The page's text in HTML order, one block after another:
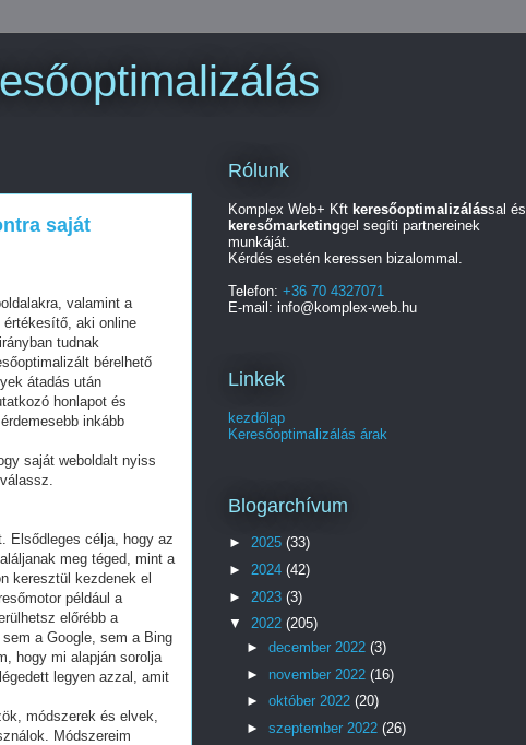
saját
valamint a
aki online
tudnak
bérelhető
átadás után
honlapot és
inkább
saját weboldalt nyiss
Elsődleges célja, hogy az
meg téged, mint a
keresztül kezdenek el
például a
előrébb a
a Google, sem a Bing
hogy mi alapján sorolja
legyen azzal, amit
módszerek és elvek,
Módszereim
Rólunk
Komplex Web+ Kft keresőoptimalizálással és
keresőmarketinggel segíti partnereinek
munkáját.
Kérdés esetén keressen bizalommal.
Telefon: +36 70 4327071
E-mail: info@komplex-web.hu
Linkek
kezdőlap
Keresőoptimalizálás árak
Blogarchívum
► 2025 (33)
► 2024 (42)
► 2023 (3)
▼ 2022 (205)
► december 2022 (3)
► november 2022 (16)
► október 2022 (20)
► szeptember 2022 (26)